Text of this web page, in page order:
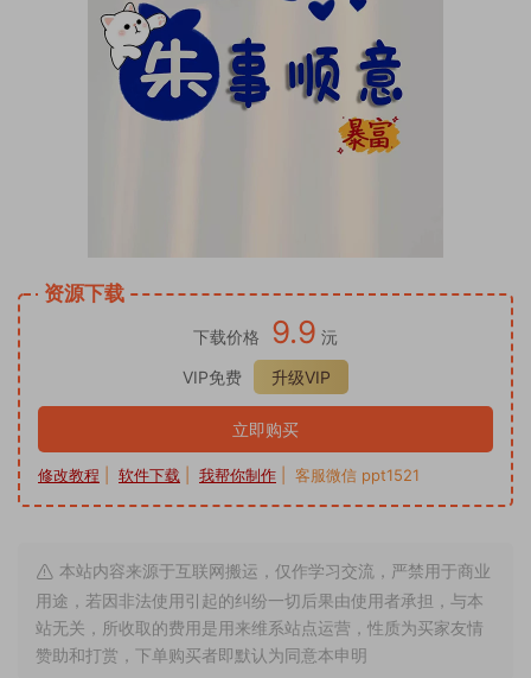
资源下载
下载价格 9.9 沅
VIP免费
升级VIP
立即购买
修改教程 软件下载 我帮你制作 | 客服微信 ppt1521
本站内容来源于互联网搬运，仅作学习交流，严禁用于商业
用途，若因非法使用引起的纠纷一切后果由使用者承担，与本
站无关，所收取的费用是用来维系站点运营，性质为买家友情
赞助和打赏，下单购买者即默认为同意本申明